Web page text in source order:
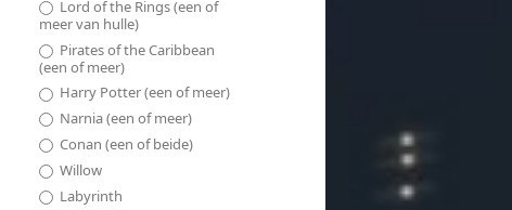
Lord of the Rings (een of
meer van hulle)
Pirates of the Caribbean
(een of meer)
Harry Potter (een of meer)
Narnia (een of meer)
Conan (een of beide)
Willow
Labyrinth